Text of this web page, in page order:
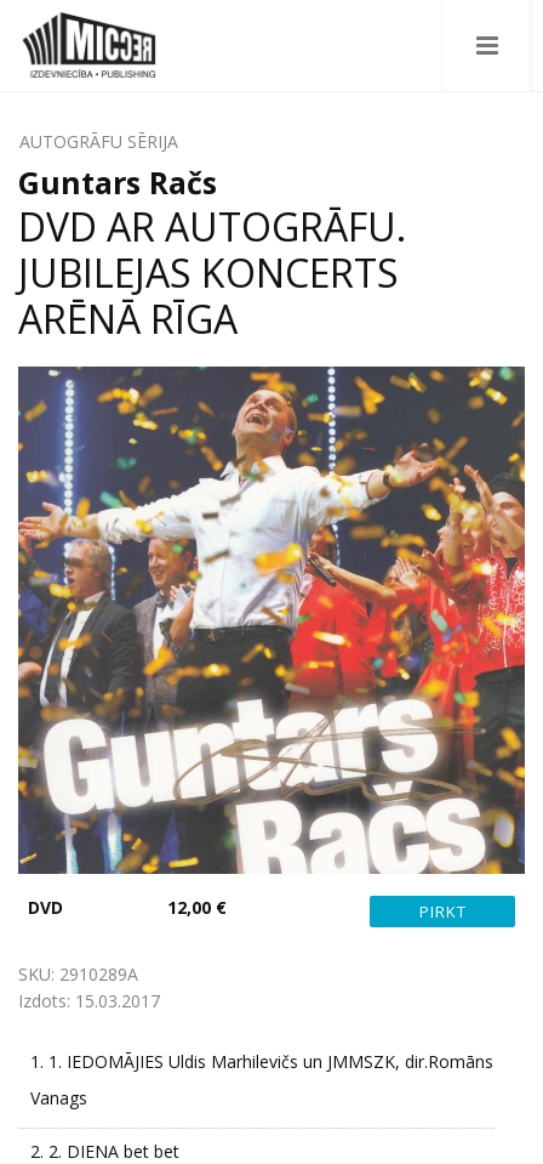
AUTOGRĀFU SĒRIJA
Guntars Račs
DVD AR AUTOGRĀFU.
JUBILEJAS KONCERTS
ARĒNĀ RĪGA
DVD 12,00 €
SKU: 2910289A
Izdots: 15.03.2017
1. 1. IEDOMĀJIES Uldis Marhilevičs un JMMSZK, dir.Romāns
Vanags
2. 2. DIENA bet bet